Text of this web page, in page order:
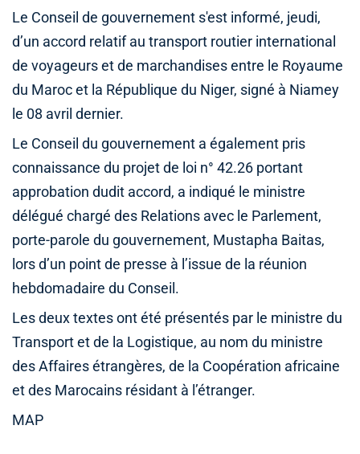
Le Conseil de gouvernement s'est informé, jeudi,
d’un accord relatif au transport routier international
de voyageurs et de marchandises entre le Royaume
du Maroc et la République du Niger, signé à Niamey
le 08 avril dernier.
Le Conseil du gouvernement a également pris
connaissance du projet de loi n° 42.26 portant
approbation dudit accord, a indiqué le ministre
délégué chargé des Relations avec le Parlement,
porte-parole du gouvernement, Mustapha Baitas,
lors d’un point de presse à l’issue de la réunion
hebdomadaire du Conseil.
Les deux textes ont été présentés par le ministre du
Transport et de la Logistique, au nom du ministre
des Affaires étrangères, de la Coopération africaine
et des Marocains résidant à l’étranger.
MAP